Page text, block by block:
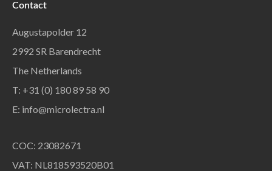
Contact
Augustapolder 12
2992 SR Barendrecht
The Netherlands
T: +31 (0) 180 89 58 90
E: info@microlectra.nl
COC: 23082671
VAT: NL818593520B01